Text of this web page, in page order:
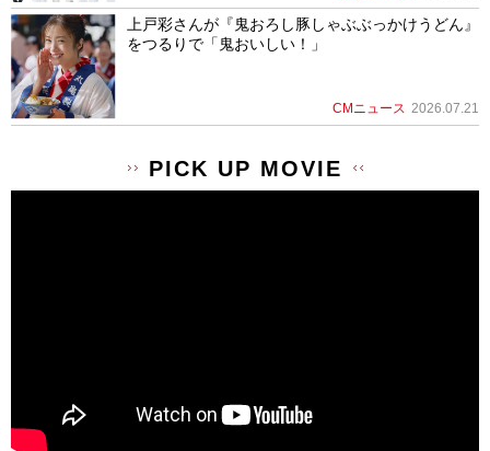
上戸彩さんが『鬼おろし豚しゃぶぶっかけうどん』
をつるりで「鬼おいしい！」
CMニュース 2026.07.21
PICK UP MOVIE